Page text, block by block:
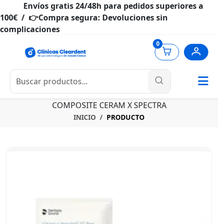
Envíos gratis 24/48h para pedidos superiores a
100€ / 👉Compra segura: Devoluciones sin
complicaciones
0
COMPOSITE CERAM X SPECTRA
INICIO PRODUCTO